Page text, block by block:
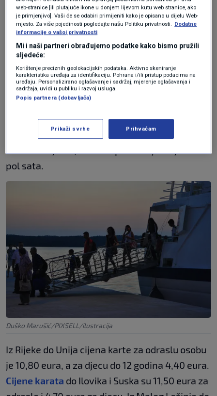
Malog Lošinja gdje je turistima
najjednostavnije ostaviti automobile.
Do otoka Suska na kojemu trajekti ne pristaju
može se stići katamaranom iz Rijeke, Zadra i
Pule (linijom Zadar-Pula-Zadar) ili lokalnim
brodskom linijom iz Malog Lošinja.
koji od Rijeke vozi do Malog Lošinja i obratno
pristaje na sva tri spomenuta otoka - Iloviku,
pol sata.
Duško Marušić/PIXSELL/ilustracija
Iz Rijeke do Unija cijena karte za odraslu osobu
je 10,80 eura, a za djecu do 12 godina 4,40 eura.
Cijene karata do Ilovika i Suska su 11,50 eura za
web-stranice [ili plutajuće ikone u donjem lijevom kutu web stranice, ako
je primjenjivo]. Vaši će se odabiri primijeniti kako je opisano u dijelu Web-
mjesto. Za više pojedinosti pogledajte našu Politiku privatnosti. Dodatne
informacije o vašoj privatnosti
Mi i naši partneri obrađujemo podatke kako bismo pružili
sljedeće:
Korištenje preciznih geolokacijskih podataka. Aktivno skeniranje
karakteristika uređaja za identifikaciju. Pohrana i/ili pristup podacima na
uređaju. Personalizirano oglašavanje i sadržaj, mjerenje oglašavanja i
sadržaja, uvidi u publiku i razvoj usluga.
Popis partnera (dobavljača)
Prikaži svrhe Prihvaćam